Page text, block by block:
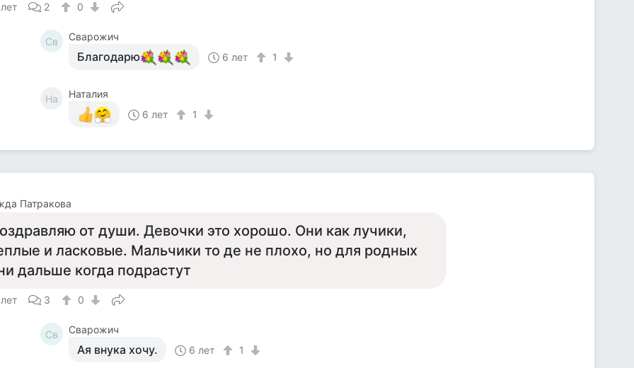
2 0
Св Сварожич
Благодарю 6 лет 1
На
Наталия
6 лет
1
Патракова
от души. Девочки это хорошо. Они как лучики,
и ласковые. Мальчики то де не плохо, но для родных
дальше когда подрастут
3 0
Св Сварожич
Ая внука хочу. 6 лет 1